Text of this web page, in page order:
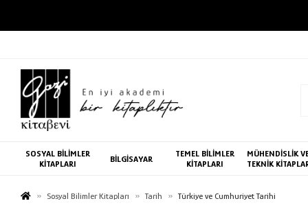
SOSYAL BİLİMLER
KİTAPLARI
BİLGİSAYAR
TEMEL BİLİMLER
KİTAPLARI
MÜHENDİSLİK
TEKNİK
Sosyal Bilimler Kitapları Tarih Türkiye ve Cumhuriyet Tarihi